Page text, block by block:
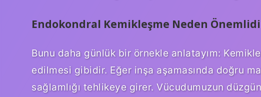
Endokondral Kemikleşme Neden
Bunu daha günlük bir örnekle anlatayım:
edilmesi gibidir. Eğer inşa aşamasında doğru
sağlamlığı tehlikeye girer. Vücudumuzun